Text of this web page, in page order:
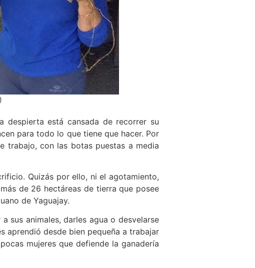
despierta está cansada de recorrer su
para todo lo que tiene que hacer. Por
trabajo, con las botas puestas a media
Quizás por ello, ni el agotamiento,
de 26 hectáreas de tierra que posee
de Yaguajay.
sus animales, darles agua o desvelarse
aprendió desde bien pequeña a trabajar
mujeres que defiende la ganadería